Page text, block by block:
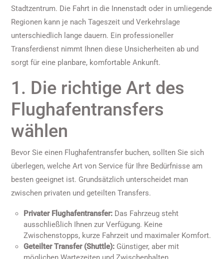
Stadtzentrum. Die Fahrt in die Innenstadt oder in umliegende
Regionen kann je nach Tageszeit und Verkehrslage
unterschiedlich lange dauern. Ein professioneller
Transferdienst nimmt Ihnen diese Unsicherheiten ab und
sorgt für eine planbare, komfortable Ankunft.
1. Die richtige Art des
Flughafentransfers
wählen
Bevor Sie einen Flughafentransfer buchen, sollten Sie sich
überlegen, welche Art von Service für Ihre Bedürfnisse am
besten geeignet ist. Grundsätzlich unterscheidet man
zwischen privaten und geteilten Transfers.
Privater Flughafentransfer: Das Fahrzeug steht
ausschließlich Ihnen zur Verfügung. Keine
Zwischenstopps, kurze Fahrzeit und maximaler Komfort.
Geteilter Transfer (Shuttle): Günstiger, aber mit